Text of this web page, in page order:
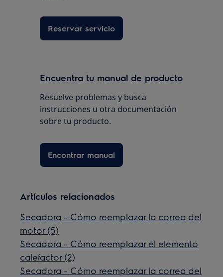
Reservar servicio
Encuentra tu manual de producto
Resuelve problemas y busca
instrucciones u otra documentación
sobre tu producto.
Encontrar manual
Artículos relacionados
Secadora - Cómo reemplazar la correa del
motor (5)
Secadora - Cómo reemplazar el elemento
calefactor (2)
Secadora - Cómo reemplazar la correa del